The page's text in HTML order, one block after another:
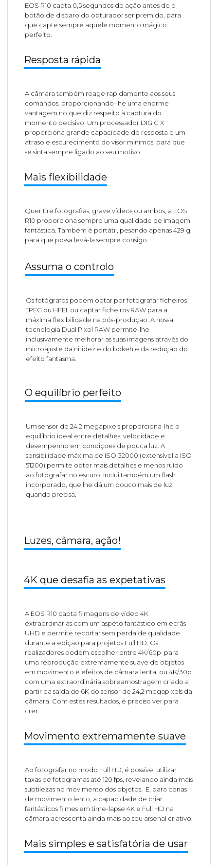
EOS R10 capta 0,5 segundos de ação antes de o
botão de disparo do obturador ser premido, para
que capte sempre aquele momento mágico
perfeito.
Resposta rápida
A câmara também reage rapidamente aos seus
comandos, proporcionando-lhe uma enorme
vantagem no que diz respeito à captura do
momento decisivo. Um processador DIGIC X
proporciona grande capacidade de resposta e um
atraso e escurecimento do visor mínimos, para que
se sinta sempre ligado ao seu motivo.
Mais flexibilidade
Quer tire fotografias, grave vídeos ou ambos, a EOS
R10 proporciona sempre uma qualidade de imagem
fantástica. Também é portátil, pesando apenas 429 g,
para que possa levá-la sempre consigo.
Assuma o controlo
Os fotógrafos podem optar por fotografar ficheiros
JPEG ou HFEI, ou captar ficheiros RAW para a
máxima flexibilidade na pós-produção. A nossa
tecnologia Dual Pixel RAW permite-lhe
inclusivamente melhorar as suas imagens através do
microajuste da nitidez e do bokeh e da redução do
efeito fantasma.
O equilíbrio perfeito
Um sensor de 24,2 megapixels proporciona-lhe o
equilíbrio ideal entre detalhes, velocidade e
desempenho em condições de pouca luz. A
sensibilidade máxima de ISO 32000 (extensível a ISO
51200) permite obter mais detalhes e menos ruído
ao fotografar no escuro. Inclui também um flash
incorporado, que lhe dá um pouco mais de luz
quando precisa.
Luzes, câmara, ação!
4K que desafia as expetativas
A EOS R10 capta filmagens de vídeo 4K
extraordinárias com um aspeto fantástico em ecrãs
UHD e permite recortar sem perda de qualidade
durante a edição para projetos Full HD. Os
realizadores podem escolher entre 4K/60p para
uma reprodução extremamente suave de objetos
em movimento e efeitos de câmara lenta, ou 4K/30p
com uma extraordinária sobreamostragem criado a
partir da saída de 6K do sensor de 24,2 megapixels da
câmara. Com estes resultados, é preciso ver para
crer.
Movimento extremamente suave
Ao fotografar no modo Full HD, é possível utilizar
taxas de fotogramas até 120 fps, revelando ainda mais
subtilezas no movimento dos objetos.
E, para cenas
de movimento lento, a capacidade de criar
fantásticos filmes em time-lapse 4K e Full HD na
câmara acrescenta ainda mais ao seu arsenal criativo.
Mais simples e satisfatória de usar